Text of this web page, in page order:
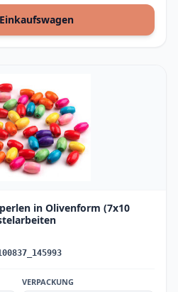
in Olivenform (7x10
VERPACKUNG